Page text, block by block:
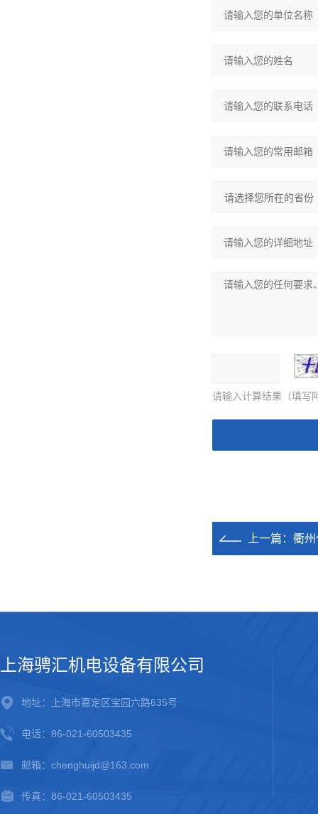
请输入计算结果（填写
上一篇： 衢
上海骋汇机电设备有限公司
地址：上海市嘉定区宝园六路635号
电话：86-021-60503435
邮箱：chenghuijd@163.com
传真：86-021-60503435